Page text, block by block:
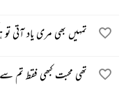
تمہیں بھی مری یاد آتی تو
تھی محبت کبھی فقط